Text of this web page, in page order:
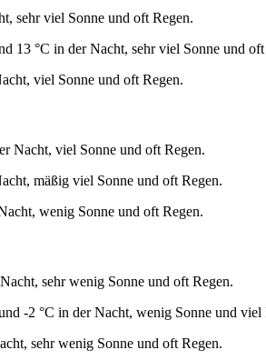
sehr viel Sonne und oft Regen.
13 °C in der Nacht, sehr viel Sonne und
viel Sonne und oft Regen.
Nacht, viel Sonne und oft Regen.
mäßig viel Sonne und oft Regen.
wenig Sonne und oft Regen.
sehr wenig Sonne und oft Regen.
-2 °C in der Nacht, wenig Sonne und viel
sehr wenig Sonne und oft Regen.